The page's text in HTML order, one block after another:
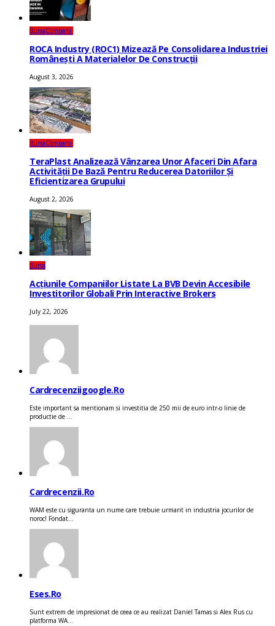
BursaCompanii
ROCA Industry (ROC1) Mizează Pe Consolidarea Industriei
Românești A Materialelor De Construcții
August 3, 2026
BursaCompanii
TeraPlast Analizează Vânzarea Unor Afaceri Din Afara
Activității De Bază Pentru Reducerea Datoriilor Și
Eficientizarea Grupului
August 2, 2026
Bursa
Acțiunile Companiilor Listate La BVB Devin Accesibile
Investitorilor Globali Prin Interactive Brokers
July 22, 2026
Cardrecenziigoogle.ro
Este important sa mentionam si investitia de 250 mii de euro intr-o linie de
productie de ...
Cardrecenzii.ro
WAM este cu siguranta un nume care trebuie urmarit in industria jocurilor de
noroc! Fondat...
Eses.ro
Sunt extrem de impresionat de ceea ce au realizat Daniel Tamas si Alex Rus cu
platforma WA...